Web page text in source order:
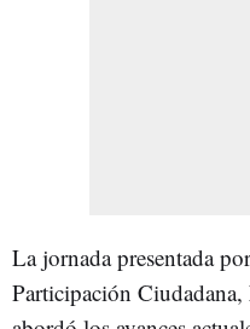
La jornada presentada
Participación Ciudadana,